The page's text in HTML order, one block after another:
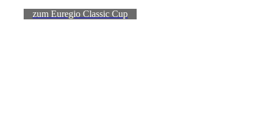
zum Euregio Classic Cup